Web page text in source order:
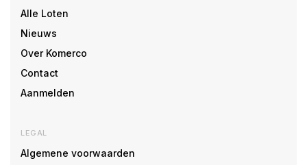
Alle Loten
Nieuws
Over Komerco
Contact
Aanmelden
LEGAL
Algemene voorwaarden